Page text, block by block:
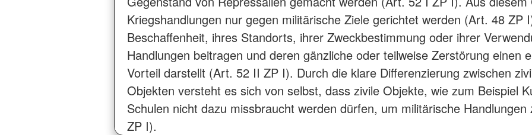
Kriegshandlungen nur gegen militärische Ziele gerichtet werden (Art. 48 ZP
Beschaffenheit, ihres Standorts, ihrer Zweckbestimmung oder ihrer
Handlungen beitragen und deren gänzliche oder teilweise Zerstörung einen
Vorteil darstellt (Art. 52 II ZP I). Durch die klare Differenzierung zwischen
Objekten versteht es sich von selbst, dass zivile Objekte, wie zum Beispiel
Schulen nicht dazu missbraucht werden dürfen, um militärische
ZP I).